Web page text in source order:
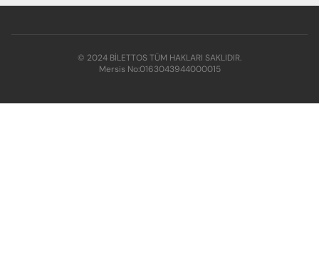
© 2024 BİLETTOS TÜM HAKLARI SAKLIDIR.
Mersis No:0163043944000015